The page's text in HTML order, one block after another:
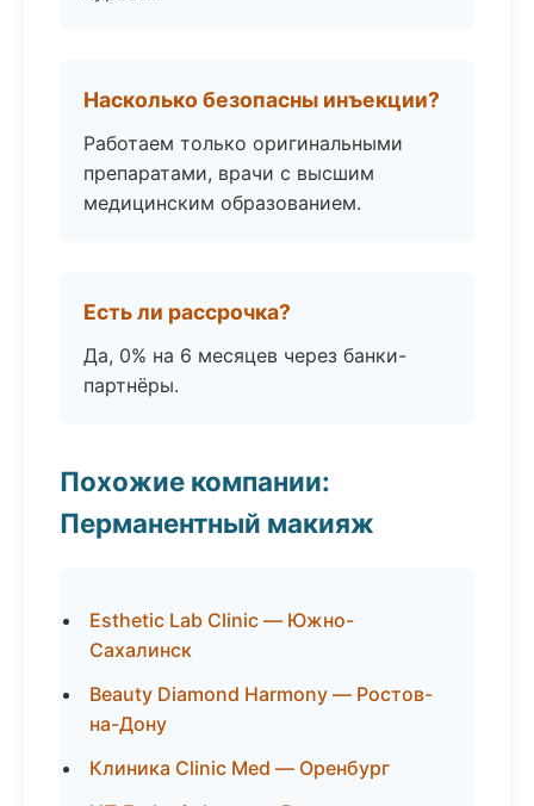
Насколько безопасны инъекции?
Работаем только оригинальными
препаратами, врачи с высшим
медицинским образованием.
Есть ли рассрочка?
Да, 0% на 6 месяцев через банки-
партнёры.
Похожие компании:
Перманентный макияж
Esthetic Lab Clinic — Южно-
Сахалинск
Beauty Diamond Harmony — Ростов-
на-Дону
Клиника Clinic Med — Оренбург